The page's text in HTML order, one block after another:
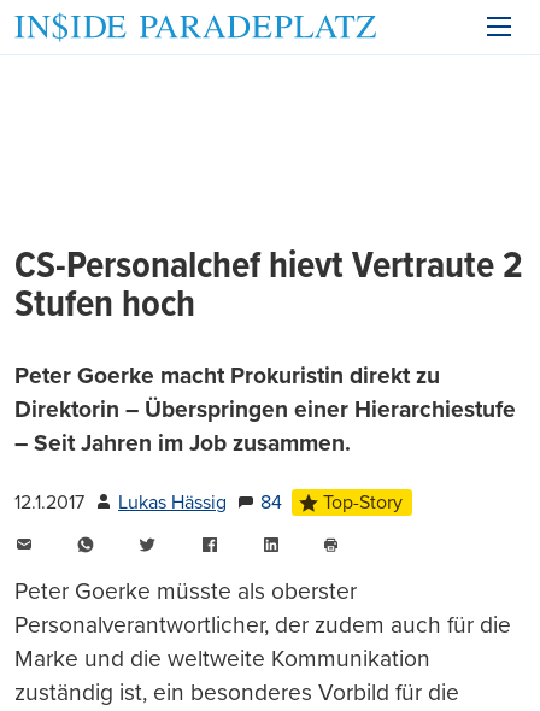
CS-Personalchef hievt Vertraute 2
Stufen hoch
Peter Goerke macht Prokuristin direkt zu
Direktorin – Überspringen einer Hierarchiestufe
– Seit Jahren im Job zusammen.
12.1.2017 Lukas Hässig 84
Top-Story
WhatsAppTwitter FacebookLinkedIn
drucken
Peter Goerke müsste als oberster
Personalverantwortlicher, der zudem auch für die
Marke und die weltweite Kommunikation
zuständig ist, ein besonderes Vorbild für die